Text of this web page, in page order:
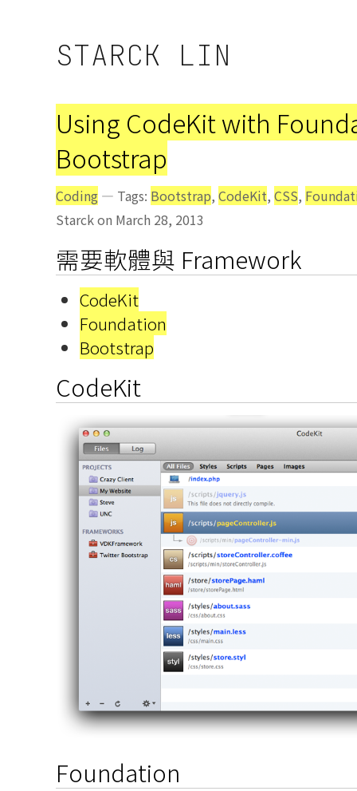
STARCK LIN
Using CodeKit with
Bootstrap
Coding — Tags: Bootstrap, CodeKit, CSS,
Starck on March 28, 2013
需要軟體與 Framework
CodeKit
Foundation
Bootstrap
CodeKit
Foundation